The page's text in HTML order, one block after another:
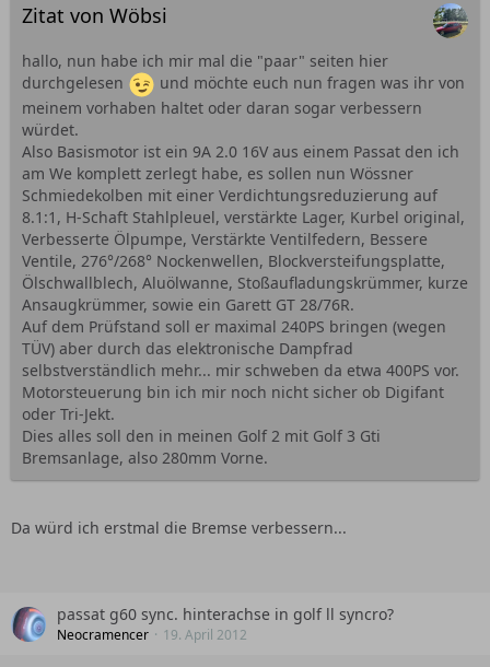
Zitat von Wöbsi
hallo, nun habe ich mir mal die "paar" seiten hier
durchgelesen
und möchte euch nun fragen was ihr von
meinem vorhaben haltet oder daran sogar verbessern
würdet.
Also Basismotor ist ein 9A 2.0 16V aus einem Passat den ich
am We komplett zerlegt habe, es sollen nun Wössner
Schmiedekolben mit einer Verdichtungsreduzierung auf
8.1:1, H-Schaft Stahlpleuel, verstärkte Lager, Kurbel original,
Verbesserte Ölpumpe, Verstärkte Ventilfedern, Bessere
Ventile, 276°/268° Nockenwellen, Blockversteifungsplatte,
Ölschwallblech, Aluölwanne, Stoßaufladungskrümmer, kurze
Ansaugkrümmer, sowie ein Garett GT 28/76R.
Auf dem Prüfstand soll er maximal 240PS bringen (wegen
TÜV) aber durch das elektronische Dampfrad
selbstverständlich mehr... mir schweben da etwa 400PS vor.
Motorsteuerung bin ich mir noch nicht sicher ob Digifant
oder Tri-Jekt.
Dies alles soll den in meinen Golf 2 mit Golf 3 Gti
Bremsanlage, also 280mm Vorne.
Da würd ich erstmal die Bremse verbessern...
passat g60 sync. hinterachse in golf ll syncro?
Neocramencer 19. April 2012